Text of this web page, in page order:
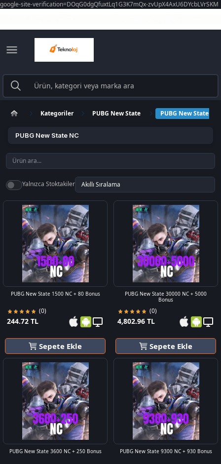
google-site-verification=DOqG0dgQfuxtLq1G3K7mQx-zvUpX4AxU6DYcbLVrSKM
Kategoriler PUBG New State PUBG New State NC
PUBG New State NC
Yalnızca Stoktakiler
PUBG New State 1500 NC + 80 Bonus
(0)
244.72 TL
Sepete Ekle
PUBG New State 30000 NC + 5000
Bonus
(0)
4,802.96 TL
Sepete Ekle
PUBG New State 3600 NC + 250 Bonus PUBG New State 9300 NC + 930 Bonus